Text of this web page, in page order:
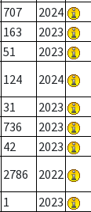
707 2024
163 2023
51 2023
124 2024
31 2023
736 2023
42 2023
2786 2022
1 2023